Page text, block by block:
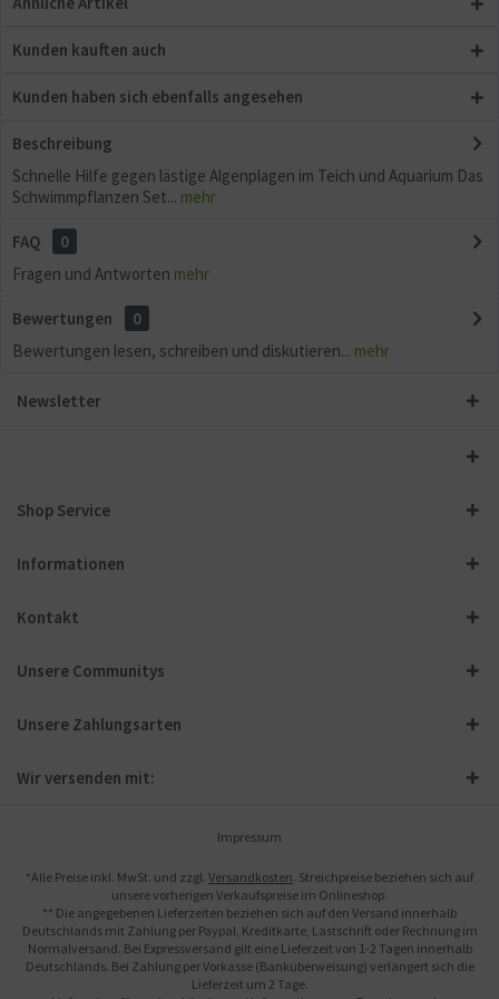
Kunden kauften auch
Kunden haben sich ebenfalls angesehen
Beschreibung
Schnelle Hilfe gegen lästige Algenplagen im Teich und Aquarium Das
Schwimmpflanzen Set... mehr
FAQ
0
Fragen und Antworten mehr
Bewertungen
0
Bewertungen lesen, schreiben und diskutieren... mehr
Newsletter
Shop Service
Informationen
Kontakt
Unsere Communitys
Unsere Zahlungsarten
Wir versenden mit:
Impressum
*Alle Preise inkl. MwSt. und zzgl. Versandkosten. Streichpreise beziehen sich auf
unsere vorherigen Verkaufspreise im Onlineshop.
** Die angegebenen Lieferzeiten beziehen sich auf den Versand innerhalb
Deutschlands mit Zahlung per Paypal, Kreditkarte, Lastschrift oder Rechnung im
Normalversand. Bei Expressversand gilt eine Lieferzeit von 1-2 Tagen innerhalb
Deutschlands. Bei Zahlung per Vorkasse (Banküberweisung) verlängert sich die
Lieferzeit um 2 Tage.